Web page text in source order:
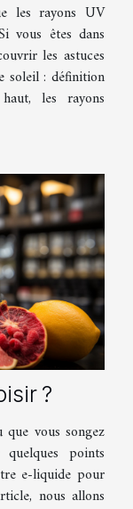
les rayons UV
vous êtes dans
les astuces
soleil : définition
les rayons
?
vous songez
points
e-liquide pour
nous allons